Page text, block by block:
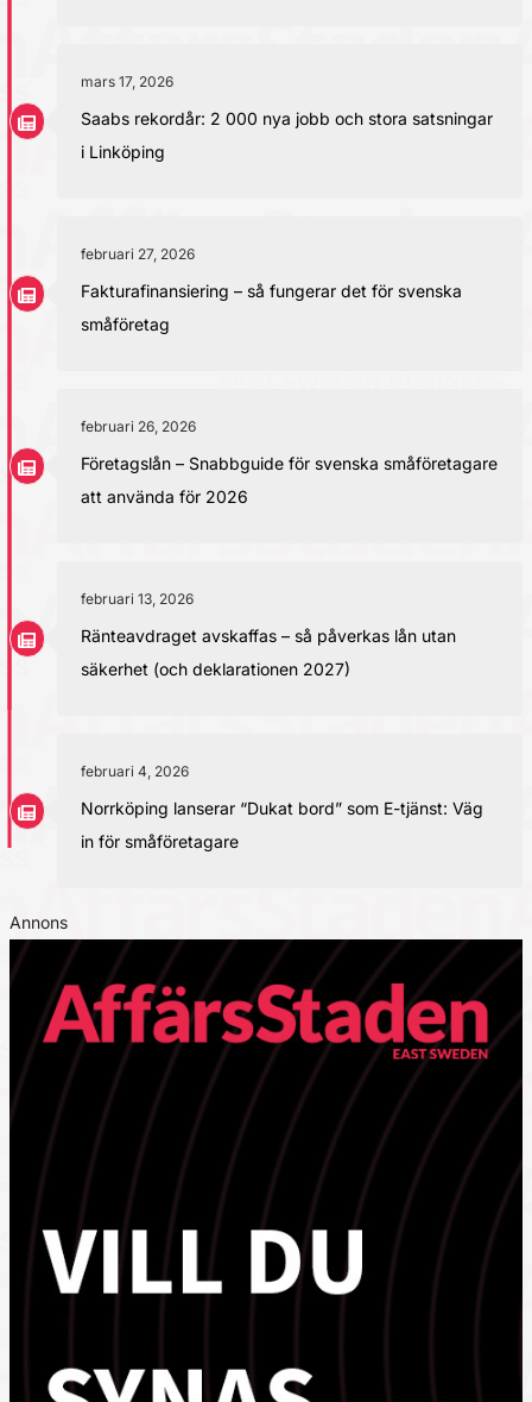
mars 17, 2026
Saabs rekordår: 2 000 nya jobb och stora satsningar
i Linköping
februari 27, 2026
Fakturafinansiering – så fungerar det för svenska
småföretag
februari 26, 2026
Företagslån – Snabbguide för svenska småföretagare
att använda för 2026
februari 13, 2026
Ränteavdraget avskaffas – så påverkas lån utan
säkerhet (och deklarationen 2027)
februari 4, 2026
Norrköping lanserar “Dukat bord” som E-tjänst: Väg
in för småföretagare
Annons